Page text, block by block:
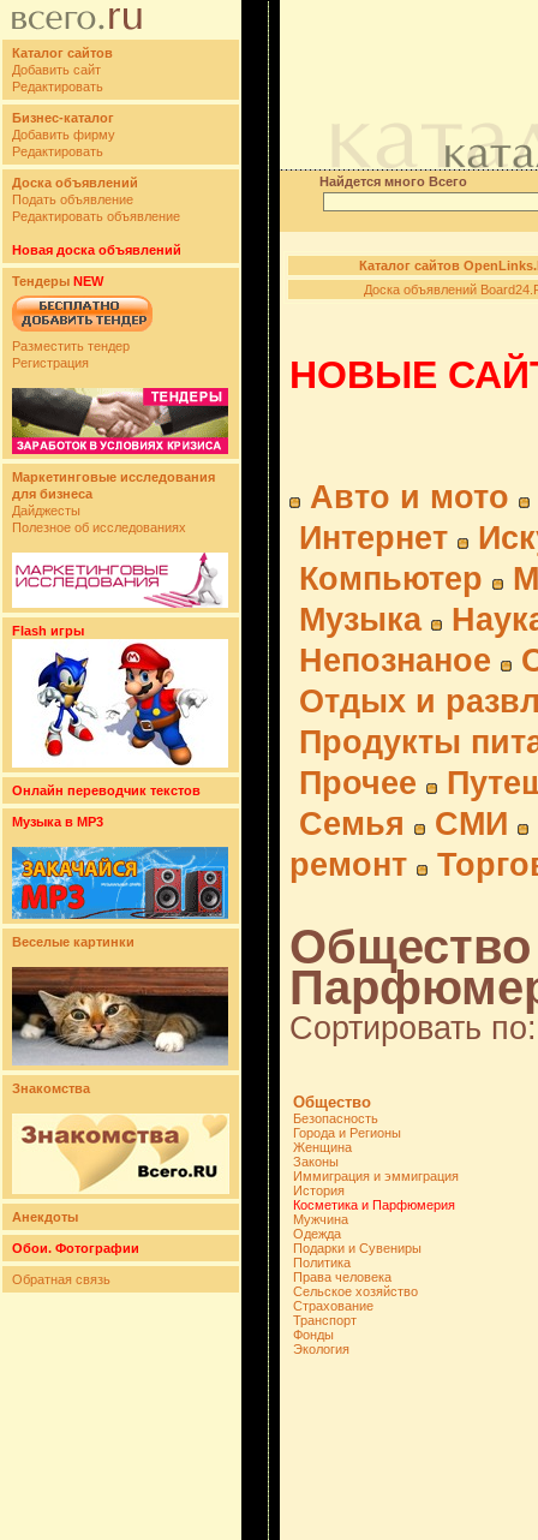
Каталог сайтов
Добавить сайт
Редактировать
Бизнес-каталог
Добавить фирму
Редактировать
Доска объявлений
Подать объявление
Редактировать объявление
Новая доска объявлений
Тендеры NEW
Разместить тендер
Регистрация
Маркетинговые исследования
для бизнеса
Дайджесты
Полезное об исследованиях
Flash игры
Онлайн переводчик текстов
Музыка в MP3
Веселые картинки
Знакомства
Анекдоты
Обои. Фотографии
Обратная связь
Найдется много Всего
Каталог сайтов
Доска объявлений
НОВЫЕ
Авто и мото
Интернет
Компьютер
Музыка
Непознаное
Отдых и
Продукты
Прочее
Семья
СМИ
ремонт
Общество
Сортировать
Общество
Безопасность
Города и Регионы
Женщина
Законы
Иммиграция и эммиграция
История
Косметика и Парфюмерия
Мужчина
Одежда
Подарки и Сувениры
Политика
Права человека
Сельское хозяйство
Страхование
Транспорт
Фонды
Экология